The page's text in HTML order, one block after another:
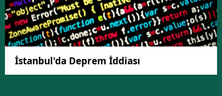
İstanbul'da Deprem İddiası